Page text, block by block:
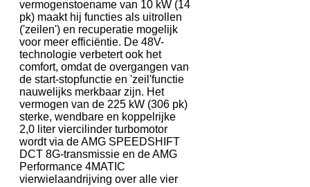
vermogenstoename van 10 kW (14
pk) maakt hij functies als uitrollen
('zeilen') en recuperatie mogelijk
voor meer efficiëntie. De 48V-
technologie verbetert ook het
comfort, omdat de overgangen van
de start-stopfunctie en 'zeil'functie
nauwelijks merkbaar zijn. Het
vermogen van de 225 kW (306 pk)
sterke, wendbare en koppelrijke
2,0 liter viercilinder turbomotor
wordt via de AMG SPEEDSHIFT
DCT 8G-transmissie en de AMG
Performance 4MATIC
vierwielaandrijving over alle vier